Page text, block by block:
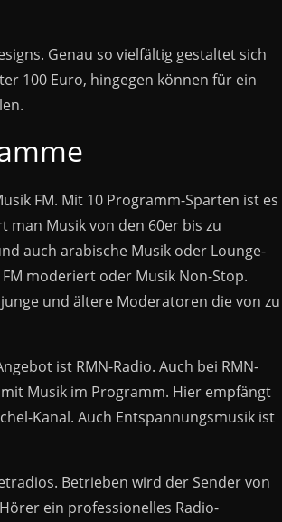
Genau so vielfältig gestaltet sich
100 Euro, hingegen können für ein
FM. Mit 10 Programm-Sparten ist es
man Musik von den 60er bis zu
auch arabische Musik oder Lounge-
moderiert oder Musik Non-Stop.
und ältere Moderatoren die von zu
ist RMN-Radio. Auch bei RMN-
Musik im Programm. Hier empfängt
Kanal. Auch Entspannungsmusik ist
Betrieben wird der Sender von
ein professionelles Radio-